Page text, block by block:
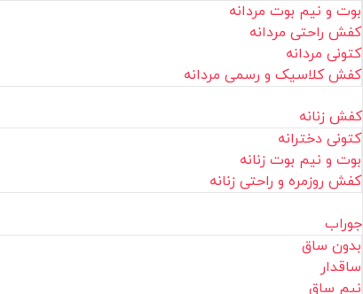
بوت و نیم بوت مردانه
کفش راحتی مردانه
کتونی مردانه
کفش کلاسیک و رسمی مردانه
کفش زنانه
کتونی دخترانه
بوت و نیم بوت زنانه
کفش روزمره و راحتی زنانه
جوراب
بدون ساق
ساقدار
نیم ساق